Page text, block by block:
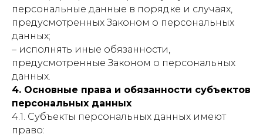
персональные данные в порядке и случаях,
предусмотренных Законом о персональных
данных;
– исполнять иные обязанности,
предусмотренные Законом о персональных
данных.
4. Основные права и обязанности субъектов
персональных данных
4.1. Субъекты персональных данных имеют
право: